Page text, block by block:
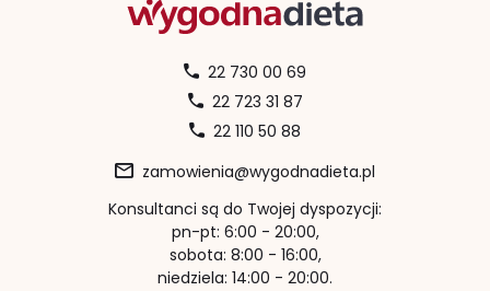
22 730 00 69
22 723 31 87
22 110 50 88
zamowienia@wygodnadieta.pl
Konsultanci są do Twojej dyspozycji:
pn-pt: 6:00 - 20:00,
sobota: 8:00 - 16:00,
niedziela: 14:00 - 20:00.